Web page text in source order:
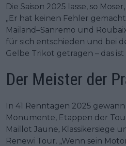
Die Saison 2025 lasse, so
„Er hat keinen Fehler
Mailand–Sanremo und
für sich entschieden und bei
Gelbe Trikot getragen – das ist
Der Meister der
In 41 Renntagen 2025
Monumente, Etappen der
Maillot Jaune, Klassikersiege
Renewi Tour. „Wenn sein